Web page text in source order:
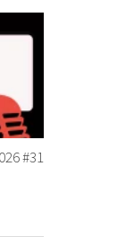
#31